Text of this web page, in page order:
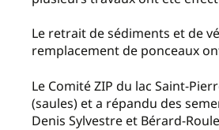
Le retrait de sédiments et de
remplacement de ponceaux
Le Comité ZIP du lac Saint-
(saules) et a répandu des
Denis Sylvestre et Bérard-